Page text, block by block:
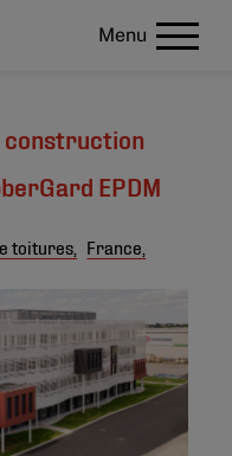
Menu
construction
EPDM
toitures,
France,